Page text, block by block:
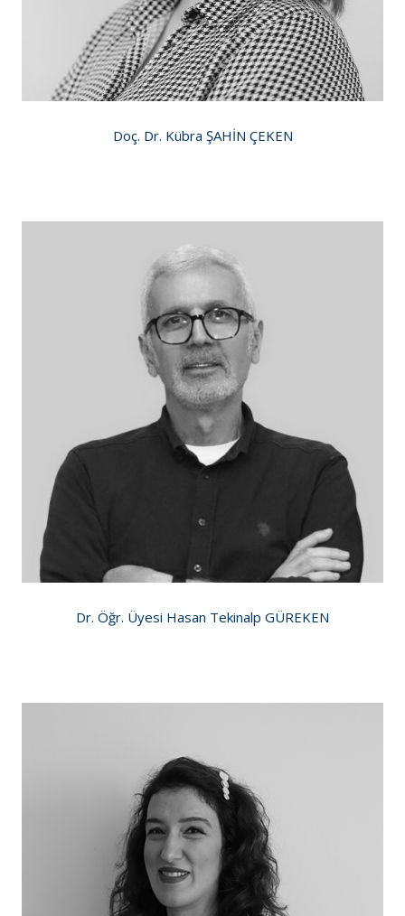
Doç. Dr. Kübra ŞAHİN ÇEKEN
Dr. Öğr. Üyesi Hasan Tekinalp GÜREKEN